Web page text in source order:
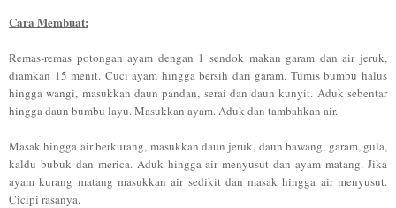
Cara Membuat:
Remas-remas potongan ayam dengan 1 sendok makan garam dan air jeruk,
diamkan 15 menit. Cuci ayam hingga bersih dari garam. Tumis bumbu halus
hingga wangi, masukkan daun pandan, serai dan daun kunyit. Aduk sebentar
hingga daun bumbu layu. Masukkan ayam. Aduk dan tambahkan air.
Masak hingga air berkurang, masukkan daun jeruk, daun bawang, garam, gula,
kaldu bubuk dan merica. Aduk hingga air menyusut dan ayam matang. Jika
ayam kurang matang masukkan air sedikit dan masak hingga air menyusut.
Cicipi rasanya.